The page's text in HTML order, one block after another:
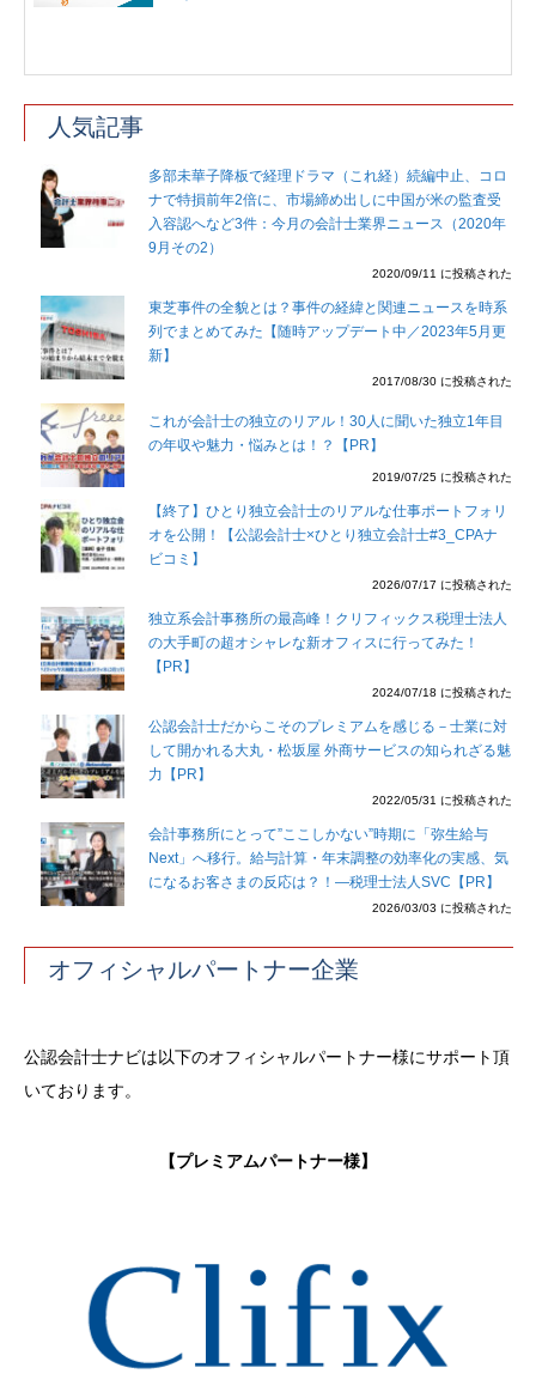
人気記事
多部未華子降板で経理ドラマ（これ経）続編中止、コロ
ナで特損前年2倍に、市場締め出しに中国が米の監査受
入容認へなど3件：今月の会計士業界ニュース（2020年
9月その2）
2020/09/11 に投稿された
東芝事件の全貌とは？事件の経緯と関連ニュースを時系
列でまとめてみた【随時アップデート中／2023年5月更
新】
2017/08/30 に投稿された
これが会計士の独立のリアル！30人に聞いた独立1年目
の年収や魅力・悩みとは！？【PR】
2019/07/25 に投稿された
【終了】ひとり独立会計士のリアルな仕事ポートフォリ
オを公開！【公認会計士×ひとり独立会計士#3_CPAナ
ビコミ】
2026/07/17 に投稿された
独立系会計事務所の最高峰！クリフィックス税理士法人
の大手町の超オシャレな新オフィスに行ってみた！
【PR】
2024/07/18 に投稿された
公認会計士だからこそのプレミアムを感じる－士業に対
して開かれる大丸・松坂屋 外商サービスの知られざる魅
力【PR】
2022/05/31 に投稿された
会計事務所にとって”ここしかない”時期に「弥生給与
Next」へ移行。給与計算・年末調整の効率化の実感、気
になるお客さまの反応は？！―税理士法人SVC【PR】
2026/03/03 に投稿された
オフィシャルパートナー企業
公認会計士ナビは以下のオフィシャルパートナー様にサポート頂
いております。
【プレミアムパートナー様】